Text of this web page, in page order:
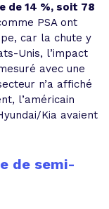
de 14 %, soit 78
PSA ont
car la chute y
Unis, l’impact
avec une
n’a affiché
l’américain
Kia avaient
de semi-